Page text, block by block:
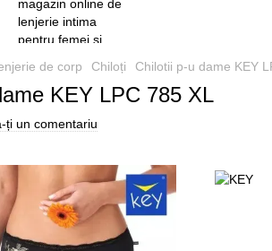
de corp Chiloți Chilotii p-u dame KEY
KEY LPC 785 XL
ți un comentariu